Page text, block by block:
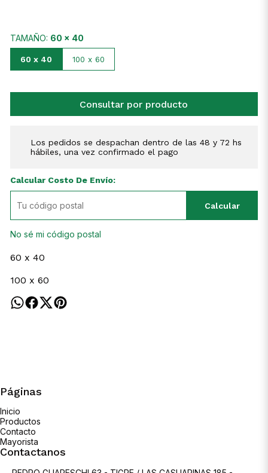
TAMAÑO: 60 x 40
60 x 40 100 x 60
Consultar por producto
Los pedidos se despachan dentro de las 48 y 72 hs
hábiles, una vez confirmado el pago
Calcular Costo De Envío:
Calcular
No sé mi código postal
60 x 40
100 x 60
Páginas
Inicio
Productos
Contacto
Mayorista
Contactanos